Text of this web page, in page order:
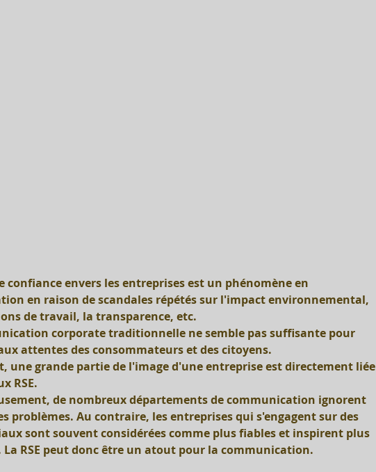
confiance envers les entreprises est un phénomène en
en raison de scandales répétés sur l'impact environnemental,
de travail, la transparence, etc.
corporate traditionnelle ne semble pas suffisante pour
attentes des consommateurs et des citoyens.
une grande partie de l'image d'une entreprise est directement liée
RSE.
de nombreux départements de communication ignorent
problèmes. Au contraire, les entreprises qui s'engagent sur des
sont souvent considérées comme plus fiables et inspirent plus
La RSE peut donc être un atout pour la communication.